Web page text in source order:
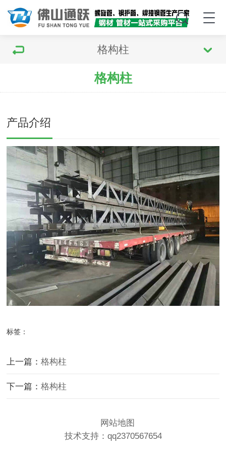
格构柱
格构柱
产品介绍
标签：
上一篇：格构柱
下一篇：格构柱
网站地图
技术支持：qq2370567654